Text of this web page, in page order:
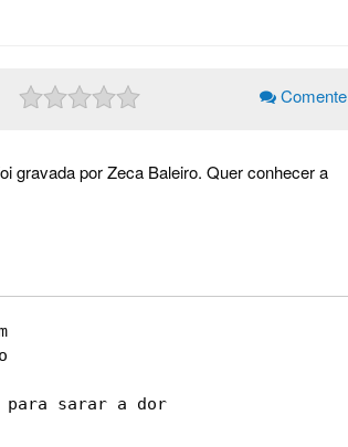
Comente
gravada por Zeca Baleiro. Quer conhecer a
para sarar a dor